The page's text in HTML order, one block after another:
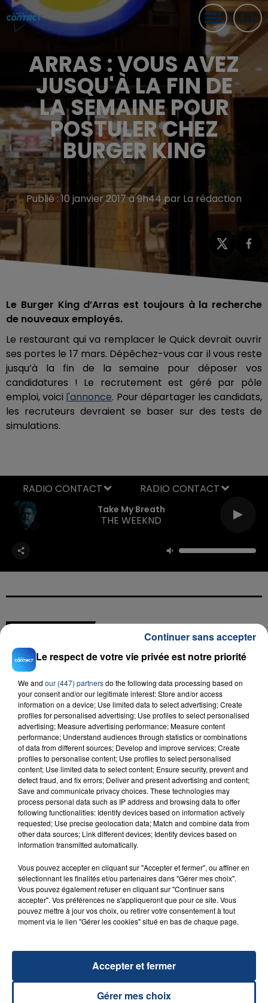
ARRAS : VOUS AVEZ
JUSQU'À LA FIN DE
LA SEMAINE POUR
POSTULER CHEZ
BURGER KING
Publié : 10 janvier 2017 à 9h44 par La rédaction
Le Burger King d’Arras est toujours à la recherche
de nouveaux employés.
Le restaurant qui va remplacer le Quick devrait ouvrir
ses portes le 17 mars. Dépêchez-vous car il vous reste
jusqu’à la fin de la semaine pour déposer vos
candidatures ! Le recrutement est géré par pôle
emploi, voici l'annonce. Pour départager les candidats,
les recruteurs devraient se baser sur des tests de
simulations.
Take My Breath
THE WEEKND
RADIO CONTACT
FIL D'ACTU
23 juillet 2026
INCENDIE MORTEL À LENS : UNE FEMME ET
SON BÉBÉ ENTRE LA VIE ET LA...
Un homme s'est immolé par le feu après avoir
aspergé sa compagne et leur bébé de trois mois
d'un liquide inflammable.
20 juillet 2026
UNE ADOLESCENTE DEVANT SE FAIRE
OPÉRER DE LA CHEVILLE RESSORT DE LA...
reconnu sa responsabilité et présenté ses
TITRES DIFFUSÉS
Le respect de votre vie privée est notre priorité
We and our (447) partnersdo the following data processing based on
your consent and/or our legitimate interest: Store and/or access
information on a device; Use limited data to select advertising; Create
profiles for personalised advertising; Use profiles to select personalised
advertising; Measure advertising performance; Measure content
performance; Understand audiences through statistics or combinations
of data from different sources; Develop and improve services; Create
profiles to personalise content; Use profiles to select personalised
content; Use limited data to select content; Ensure security, prevent and
detect fraud, and fix errors; Deliver and present advertising and content;
Save and communicate privacy choices. These technologies may
process personal data such as IP address and browsing data to offer
following functionalities: Identify devices based on information actively
requested; Use precise geolocation data; Match and combine data from
other data sources; Link different devices; Identify devices based on
information transmitted automatically.
Vous pouvez accepter en cliquant sur "Accepter et fermer", ou affiner en
sélectionnant les finalités et/ou partenaires dans "Gérer mes choix".
Vous pouvez également refuser en cliquant sur "Continuer sans
accepter". Vos préférences ne s'appliqueront que pour ce site. Vous
pouvez mettre à jour vos choix, ou retirer votre consentement à tout
moment via le lien "Gérer les cookies" situé en bas de chaque page.
Gérer mes choix
Accepter et fermer
Continuer sans accepter